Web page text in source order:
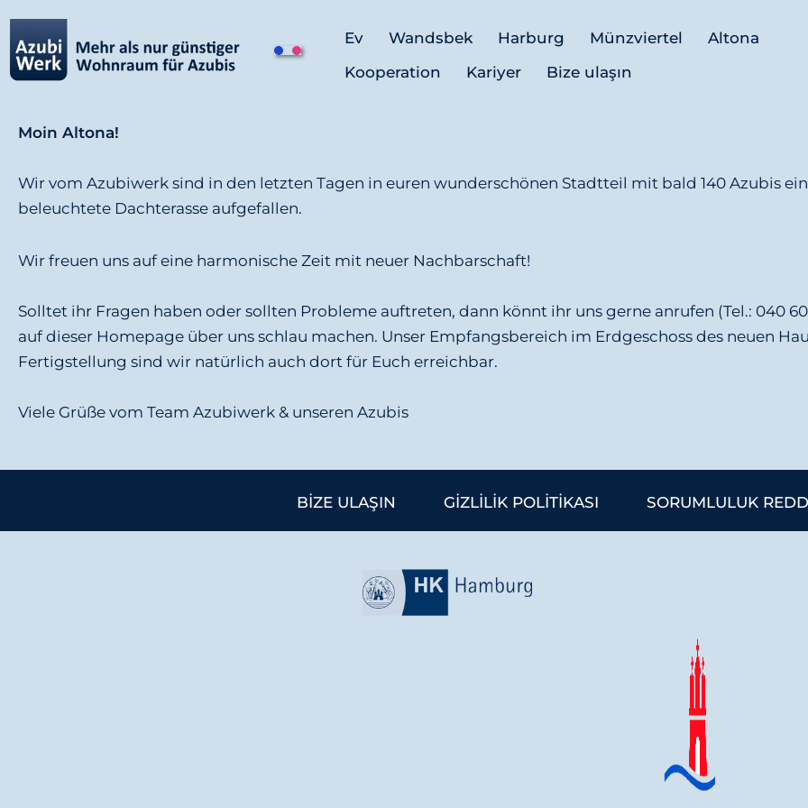
İ
ç
r
ğ
e
e
Ev Wandsbek Harburg Münzviertel
Altona
Kooperation
Kariyer Bize ulaşın
Moin Altona!
Wir vom Azubiwerk sind in den letzten Tagen in euren wunderschönen Stadtteil mit bald 140 Azubis
beleuchtete Dachterasse aufgefallen.
Wir freuen uns auf eine harmonische Zeit mit neuer Nachbarschaft!
Solltet ihr Fragen haben oder sollten Probleme auftreten, dann könnt ihr uns gerne anrufen (Tel.: 040
auf dieser Homepage über uns schlau machen. Unser Empfangsbereich im Erdgeschoss des neuen
Fertigstellung sind wir natürlich auch dort für Euch erreichbar.
Viele Grüße vom Team Azubiwerk & unseren Azubis
BIZE ULAŞIN GIZLILIK POLITIKASI SORUMLULUK